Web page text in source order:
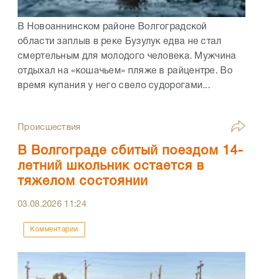
В Новоаннинском районе Волгоградской
области заплыв в реке Бузулук едва не стал
смертельным для молодого человека. Мужчина
отдыхал на «кошачьем» пляже в райцентре. Во
время купания у него свело судорогами...
Происшествия
В Волгограде сбитый поездом 14-
летний школьник остается в
тяжелом состоянии
03.08.2026 11:24
Комментарии